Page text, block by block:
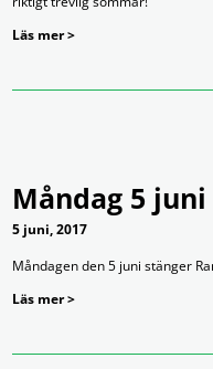
Läs mer >
Måndag 5 juni
5 juni, 2017
Måndagen den 5 juni stänger
Läs mer >